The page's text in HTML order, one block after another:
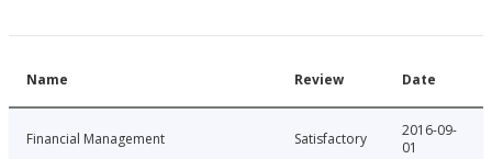
Name Review Date
Financial Management Satisfactory
2016-09-
01